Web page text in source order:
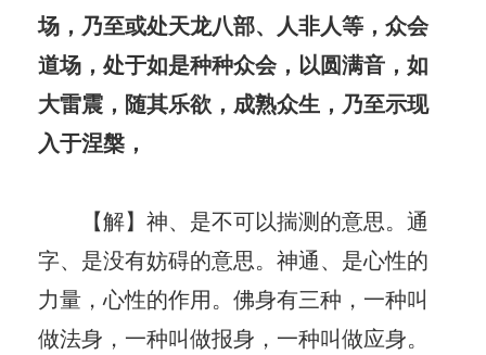
场，乃至或处天龙八部、人非人等，众会
道场，处于如是种种众会，以圆满音，如
大雷震，随其乐欲，成熟众生，乃至示现
入于涅槃，
【解】神、是不可以揣测的意思。通
字、是没有妨碍的意思。神通、是心性的
力量，心性的作用。佛身有三种，一种叫
做法身，一种叫做报身，一种叫做应身。